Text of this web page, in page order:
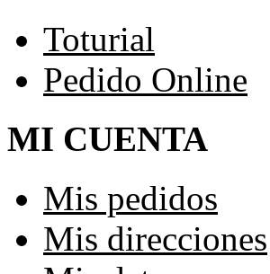
Toturial
Pedido Online
MI CUENTA
Mis pedidos
Mis direcciones